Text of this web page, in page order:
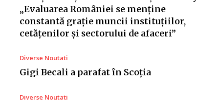
„Evaluarea României se menține
constantă grație muncii instituțiilor,
cetățenilor și sectorului de afaceri”
Diverse Noutati
Gigi Becali a parafat în Scoția
Diverse Noutati